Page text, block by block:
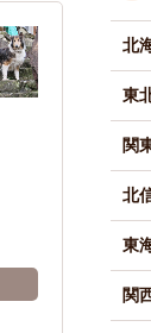
北
東
関
北
東
関